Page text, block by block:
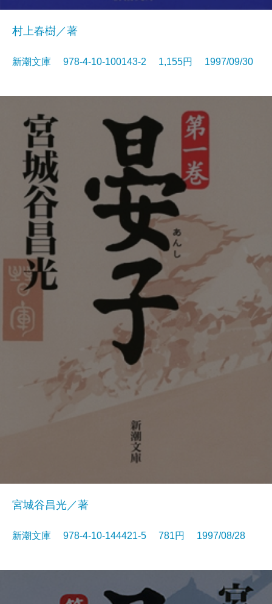
村上春樹／著
新潮文庫 978-4-10-100143-2 1,155円 1997/09/30
宮城谷昌光／著
新潮文庫 978-4-10-144421-5 781円 1997/08/28